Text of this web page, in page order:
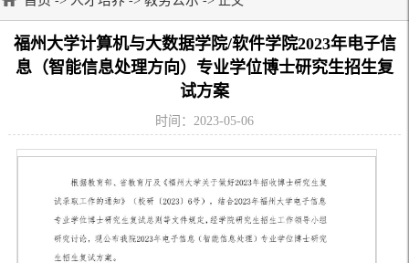
福州大学计算机与大数据学院/软件学院2023年电子信
息（智能信息处理方向）专业学位博士研究生招生复
试方案
时间：2023-05-06